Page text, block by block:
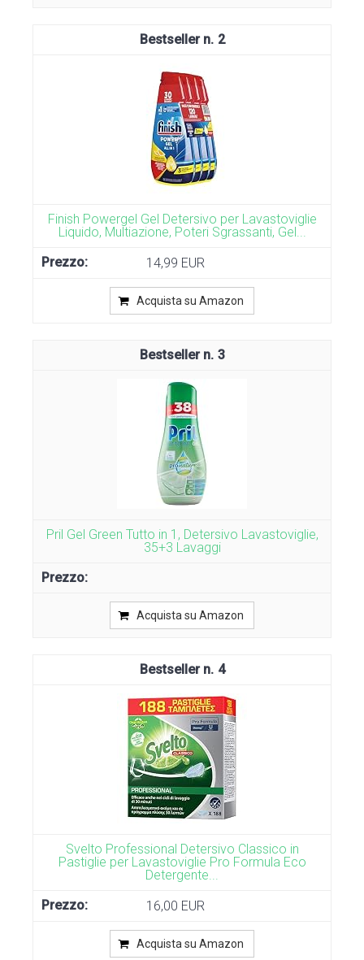
2
Finish Powergel Gel Detersivo per Lavastoviglie
Liquido, Multiazione, Poteri Sgrassanti, Gel...
14,99 EUR
Acquista su Amazon
3
Pril Gel Green Tutto in 1, Detersivo Lavastoviglie,
35+3 Lavaggi
Acquista su Amazon
4
Svelto Professional Detersivo Classico in
Pastiglie per Lavastoviglie Pro Formula Eco
Detergente...
16,00 EUR
Acquista su Amazon